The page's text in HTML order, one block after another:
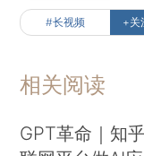
#长视频 +关
相关阅读
GPT革命｜知